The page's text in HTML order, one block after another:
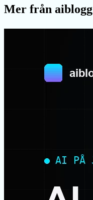
Mer från aiblogg